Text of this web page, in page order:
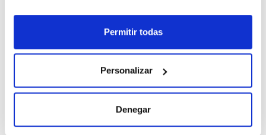
Permitir todas
Personalizar
Denegar
Modelo
RC 2
Material
Aleación de
aluminio con
protección
especial
Diámetro placa
(mm)